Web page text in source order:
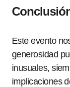
Este evento
generosidad
inusuales,
implicaciones